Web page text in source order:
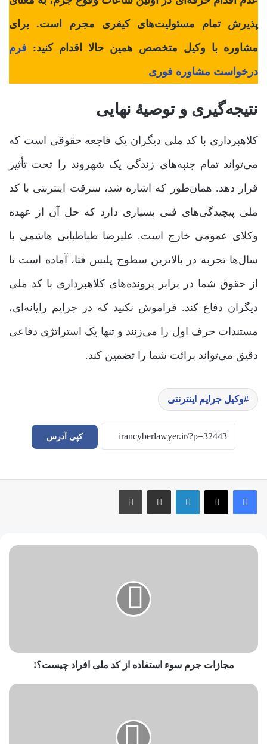
پذیرش تمام مسئولیت‌های کیفری مجرم است. برای
مشاوره با وکیل متخصص همین حالا اقدام کنید: فرم
درخواست مشاوره فوری
نتیجه‌گیری و توصیۀ نهایی
کلاهبرداری با کد ملی دیگران یک فاجعه حقوقی است که
می‌تواند تمام جنبه‌های زندگی یک شهروند را تحت تأثیر
قرار دهد. همان‌طور که اشاره شد، سرقت اینترنتی با کد
ملی پیچیدگی‌های فنی بسیاری دارد که حل آن از عهده
وکلای عمومی خارج است. علیرضا طباطبایی هاشمی با
سال‌ها تجربه در بالاترین سطوح پلیس فتا، آماده است تا
از حقوق شما در برابر پرونده‌های کلاهبرداری با کد ملی
دیگران دفاع کند. فراموش نکنید که در جرایم رایانه‌ای،
مستندات حرف اول را می‌زنند و تنها یک استراتژی دفاعی
دقیق می‌تواند برائت شما را تضمین کند.
وکیل جرایم اینترنتی
کپی آدرس
مجازات جرم سوء استفاده از کد ملی افراد چیست؟!